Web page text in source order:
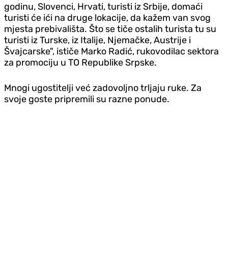
godinu, Slovenci, Hrvati, turisti iz Srbije, domaći
turisti će ići na druge lokacije, da kažem van svog
mjesta prebivališta. Što se tiče ostalih turista tu su
turisti iz Turske, iz Italije, Njemačke, Austrije i
Švajcarske", ističe Marko Radić, rukovodilac sektora
za promociju u TO Republike Srpske.
Mnogi ugostitelji već zadovoljno trljaju ruke. Za
svoje goste pripremili su razne ponude.